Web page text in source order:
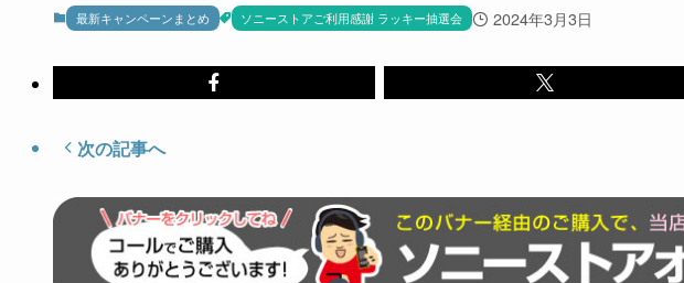
最新キャンペーンまとめ ソニーストアご利用感謝 ラッキー抽選会 2024年3月3日
次の記事へ